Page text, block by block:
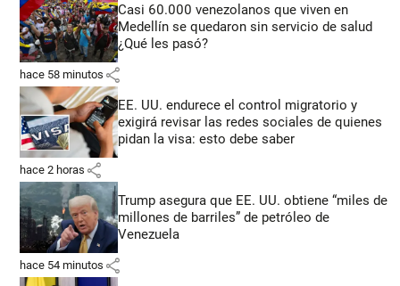
Casi 60.000 venezolanos que viven en
Medellín se quedaron sin servicio de salud
¿Qué les pasó?
hace 58 minutos share
EE. UU. endurece el control migratorio y
exigirá revisar las redes sociales de quienes
pidan la visa: esto debe saber
hace 2 horas share
Trump asegura que EE. UU. obtiene “miles de
millones de barriles” de petróleo de
Venezuela
hace 54 minutos share